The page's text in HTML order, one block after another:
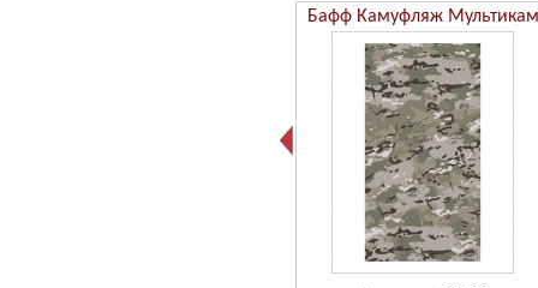
Бафф Камуфляж Мультикам